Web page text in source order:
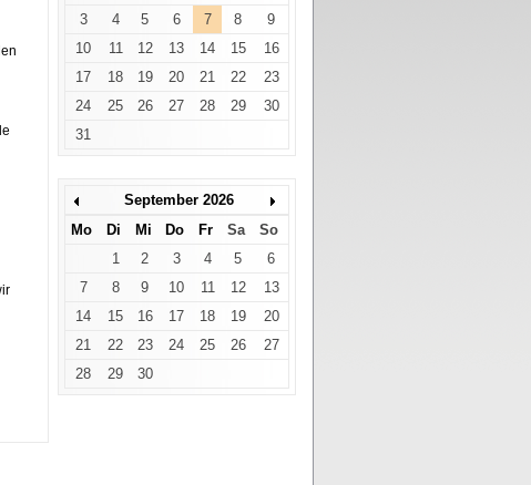
3
4 5 6 7 8
9
10
11 12 13 14 15
16
17
18 19 20 21 22
23
24
25 26 27 28 29
30
31
September 2026
Mo
Di Mi Do Fr Sa
So
1
2 3 4 5
6
7
8 9 10 11 12
13
14
15 16 17 18 19
20
21
22 23 24 25 26
27
28
29 30